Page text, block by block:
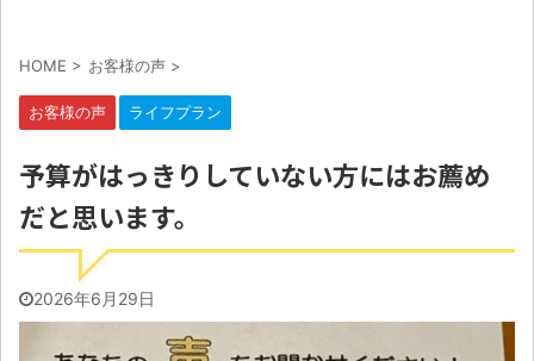
HOME > お客様の声 >
お客様の声 ライフプラン
予算がはっきりしていない方にはお薦め
だと思います。
2026年6月29日